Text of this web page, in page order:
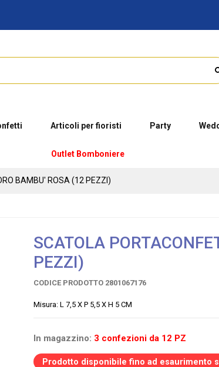
Articoli per fioristi Party
Outlet Bomboniere
BAMBU' ROSA (12 PEZZI)
SCATOLA
PEZZI)
CODICE PRODOTTO 2801067176
Misura: L 7,5 X P 5,5 X H 5 CM
In magazzino: 3 confezioni da 12 PZ
Prodotto disponibile fino ad esaurimento